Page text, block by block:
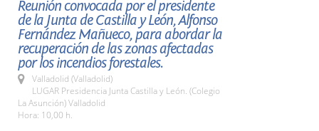
Reunión convocada por el presidente
de la Junta de Castilla y León, Alfonso
Fernández Mañueco, para abordar la
recuperación de las zonas afectadas
por los incendios forestales.
Valladolid (Valladolid)
LUGAR Presidencia Junta Castilla y León. (Colegio
La Asunción) Valladolid
Hora: 10,00 h.